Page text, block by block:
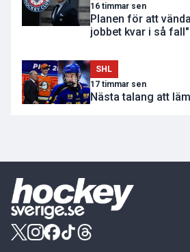
16 timmar sen
Planen för att
jobbet kvar i så fall"
SHL
17 timmar sen
Nästa talang att